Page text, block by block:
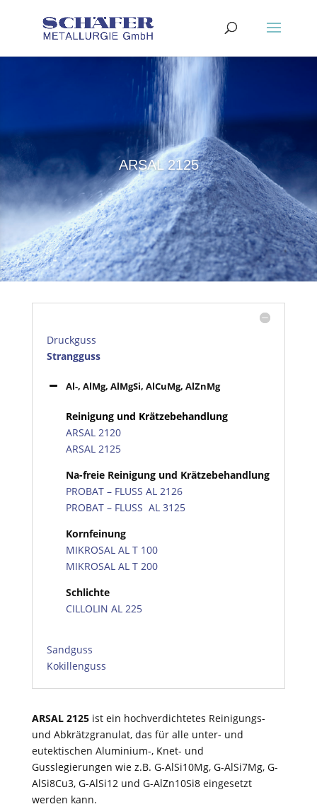
ARSAL 2125
Druckguss
Strangguss
Al-, AlMg, AlMgSi, AlCuMg, AlZnMg
Reinigung und Krätzebehandlung
ARSAL 2120
ARSAL 2125
Na-freie Reinigung und Krätzebehandlung
PROBAT – FLUSS AL 2126
PROBAT – FLUSS AL 3125
Kornfeinung
MIKROSAL AL T 100
MIKROSAL AL T 200
Schlichte
CILLOLIN AL 225
Sandguss
Kokillenguss
ARSAL 2125ist ein hochverdichtetes Reinigungs-
und Abkrätzgranulat, das für alle unter- und
eutektischen Aluminium-, Knet- und
Gusslegierungen wie z.B. G-AlSi10Mg, G-AlSi7Mg, G-
AlSi8Cu3, G-AlSi12 und G-AlZn10Si8 eingesetzt
werden kann.